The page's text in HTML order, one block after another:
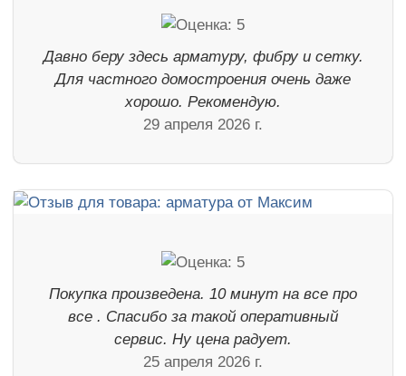
Давно беру здесь арматуру, фибру и сетку.
Для частного домостроения очень даже
хорошо. Рекомендую.
29 апреля 2026 г.
Покупка произведена. 10 минут на все про
все . Спасибо за такой оперативный
сервис. Ну цена радует.
25 апреля 2026 г.